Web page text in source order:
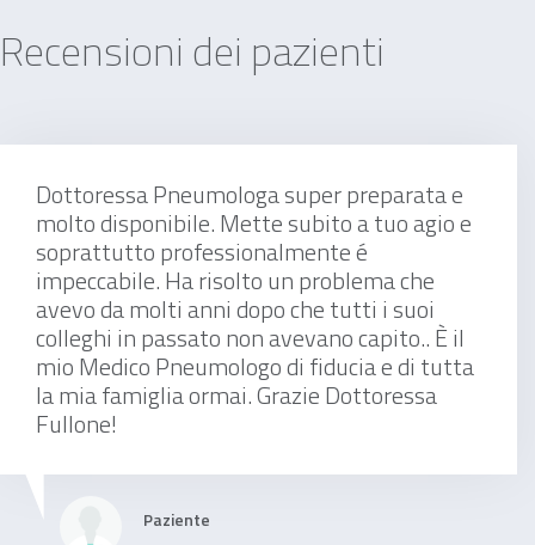
45 €
visita pneumologica di controllo
Da 60 €
test del cammino
Recensioni dei pazienti
Dottoressa Pneumologa super preparata e
molto disponibile. Mette subito a tuo agio e
soprattutto professionalmente é
impeccabile. Ha risolto un problema che
avevo da molti anni dopo che tutti i suoi
colleghi in passato non avevano capito.. È il
mio Medico Pneumologo di fiducia e di tutta
la mia famiglia ormai. Grazie Dottoressa
Fullone!
Paziente